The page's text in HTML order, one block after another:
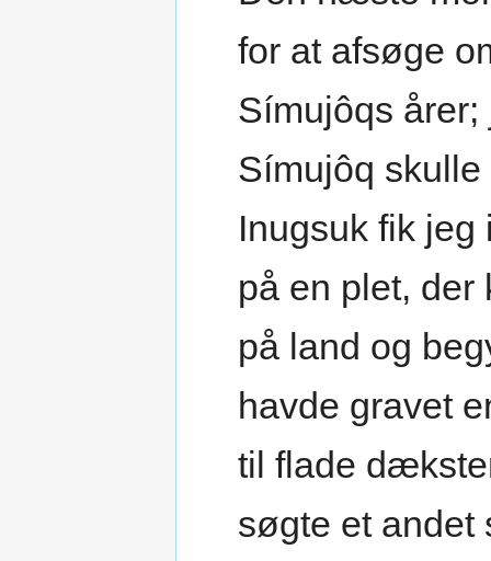
for at afsøge
Símujôqs
Símujôq
Inugsuk fik
på en plet, der
på land og
havde gravet
til flade
søgte et